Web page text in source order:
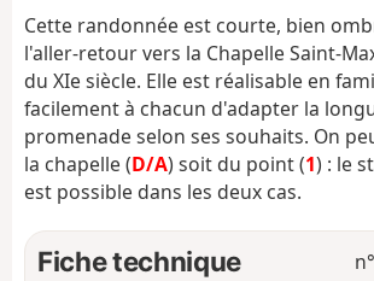
Cette randonnée est courte, bien
l'aller-retour vers la Chapelle Saint-
du XIe siècle. Elle est réalisable en
facilement à chacun d'adapter la
promenade selon ses souhaits. On
la chapelle (D/A) soit du point (1) : le
est possible dans les deux cas.
Fiche technique n°